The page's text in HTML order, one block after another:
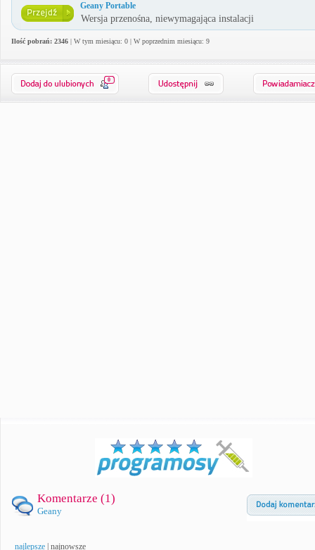
Geany Portable
Wersja przenośna, niewymagająca instalacji
Ilość pobrań: 2346 | W tym miesiącu: 0 | W poprzednim miesiącu: 9
0
Komentarze (1)
Geany
najlepsze najnowsze